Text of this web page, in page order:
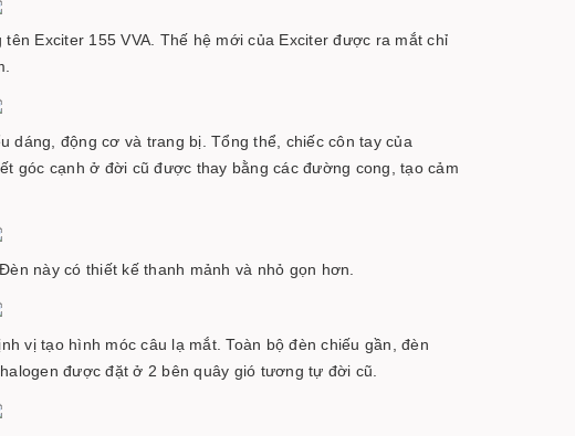
Exciter 155 VVA. Thế hệ mới của Exciter được ra mắt chỉ
dáng, động cơ và trang bị. Tổng thể, chiếc côn tay của
góc cạnh ở đời cũ được thay bằng các đường cong, tạo cảm
này có thiết kế thanh mảnh và nhỏ gọn hơn.
vị tạo hình móc câu lạ mắt. Toàn bộ đèn chiếu gần, đèn
được đặt ở 2 bên quây gió tương tự đời cũ.